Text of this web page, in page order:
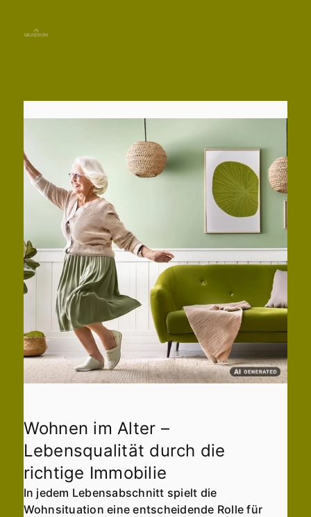
Wohnen im Alter –
Lebensqualität durch die
richtige Immobilie
In jedem Lebensabschnitt spielt die
Wohnsituation eine entscheidende Rolle für